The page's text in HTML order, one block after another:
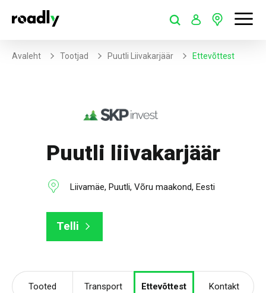
Avaleht Tootjad Puutli Liivakarjäär Ettevõttest
Puutli liivakarjäär
Liivamäe, Puutli, Võru maakond, Eesti
Telli
Tooted Transport Ettevõttest Kontakt